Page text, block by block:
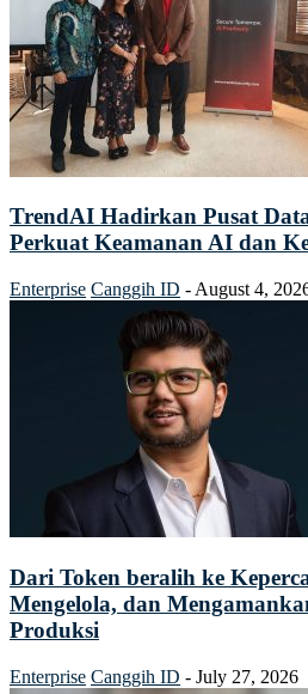
TrendAI Hadirkan Pusat
Perkuat Keamanan AI dan
Enterprise Canggih ID - August 4,
Dari Token beralih ke
Mengelola, dan
Produksi
Enterprise Canggih ID - July 27, 2026